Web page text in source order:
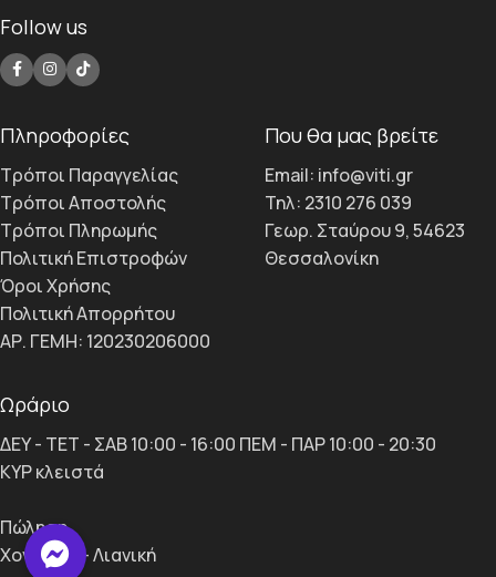
Follow us
Πληροφορίες
Τρόποι Παραγγελίας
Τρόποι Αποστολής
Τρόποι Πληρωμής
Πολιτική Επιστροφών
Όροι Χρήσης
Πολιτική Απορρήτου
ΑΡ. ΓΕΜΗ: 120230206000
Που θα μας βρείτε
Email: info@viti.gr
Τηλ: 2310 276 039
Γεωρ. Σταύρου 9, 54623
Θεσσαλονίκη
Ωράριο
ΔΕΥ - ΤΕΤ - ΣΑΒ 10:00 - 16:00 ΠΕΜ - ΠΑΡ 10:00 - 20:30
ΚΥΡ κλειστά
Πώληση
Χονδρική - Λιανική